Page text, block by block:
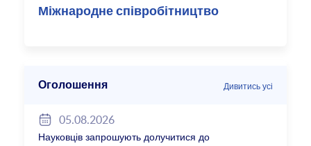
Міжнародне співробітництво
Оголошення Дивитись усі
05.08.2026
Науковців запрошують долучитися до